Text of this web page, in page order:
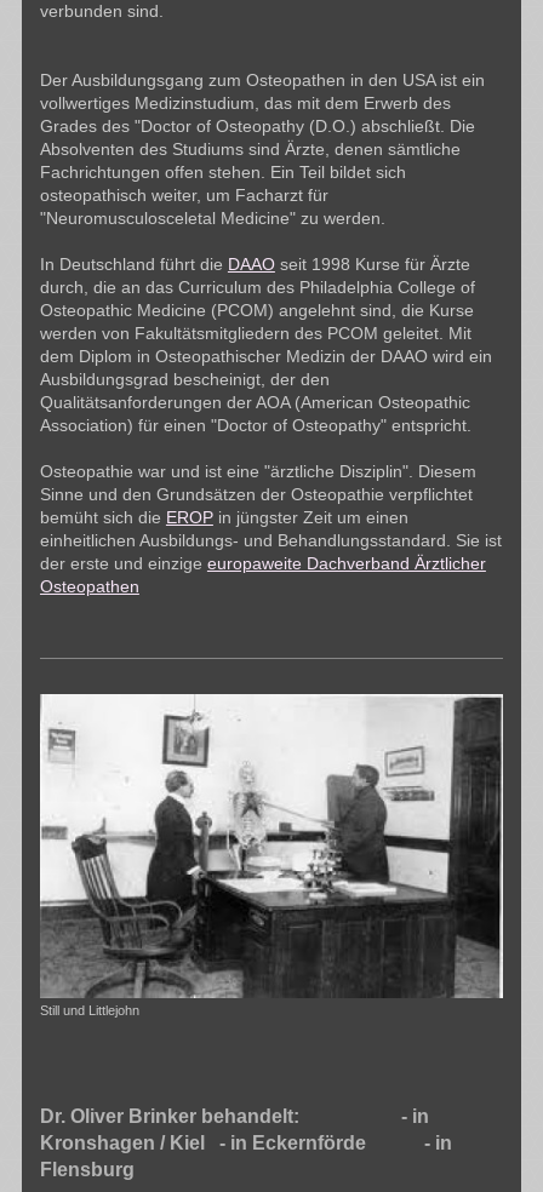
verbunden sind.
Der Ausbildungsgang zum Osteopathen in den USA ist ein
vollwertiges Medizinstudium, das mit dem Erwerb des
Grades des "Doctor of Osteopathy (D.O.) abschließt. Die
Absolventen des Studiums sind Ärzte, denen sämtliche
Fachrichtungen offen stehen. Ein Teil bildet sich
osteopathisch weiter, um Facharzt für
"Neuromusculosceletal Medicine" zu werden.
In Deutschland führt die DAAOseit 1998 Kurse für Ärzte
durch, die an das Curriculum des Philadelphia College of
Osteopathic Medicine (PCOM) angelehnt sind, die Kurse
werden von Fakultätsmitgliedern des PCOM geleitet. Mit
dem Diplom in Osteopathischer Medizin der DAAO wird ein
Ausbildungsgrad bescheinigt, der den
Qualitätsanforderungen der AOA (American Osteopathic
Association) für einen "Doctor of Osteopathy" entspricht.
Osteopathie war und ist eine "ärztliche Disziplin". Diesem
Sinne und den Grundsätzen der Osteopathie verpflichtet
bemüht sich die EROPin jüngster Zeit um einen
einheitlichen Ausbildungs- und Behandlungsstandard. Sie ist
der erste und einzige europaweite Dachverband Ärztlicher
Osteopathen
Still und Littlejohn
Dr. Oliver Brinker behandelt: - in
Kronshagen / Kiel - in Eckernförde - in
Flensburg